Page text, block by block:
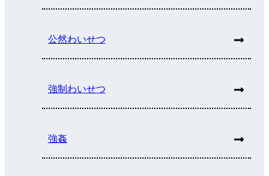
公然わいせつ
強制わいせつ
強姦